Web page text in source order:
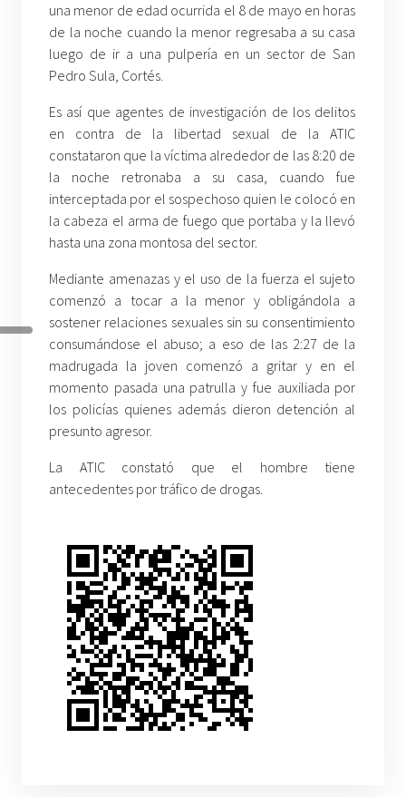
una menor de edad ocurrida el 8 de mayo en horas
de la noche cuando la menor regresaba a su casa
luego de ir a una pulpería en un sector de San
Pedro Sula, Cortés.
Es así que agentes de investigación de los delitos
en contra de la libertad sexual de la ATIC
constataron que la víctima alrededor de las 8:20 de
la noche retronaba a su casa, cuando fue
interceptada por el sospechoso quien le colocó en
la cabeza el arma de fuego que portaba y la llevó
hasta una zona montosa del sector.
Mediante amenazas y el uso de la fuerza el sujeto
comenzó a tocar a la menor y obligándola a
sostener relaciones sexuales sin su consentimiento
consumándose el abuso; a eso de las 2:27 de la
madrugada la joven comenzó a gritar y en el
momento pasada una patrulla y fue auxiliada por
los policías quienes además dieron detención al
presunto agresor.
La ATIC constató que el hombre tiene
antecedentes por tráfico de drogas.